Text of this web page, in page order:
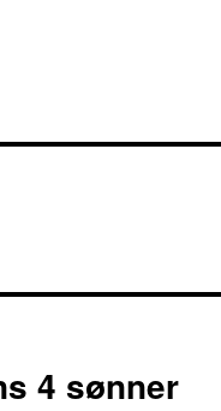
4 sønner